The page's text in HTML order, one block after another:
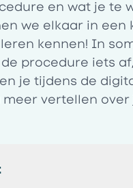
en wat je te
we elkaar in een
kennen! In
procedure iets
je tijdens de
vertellen over